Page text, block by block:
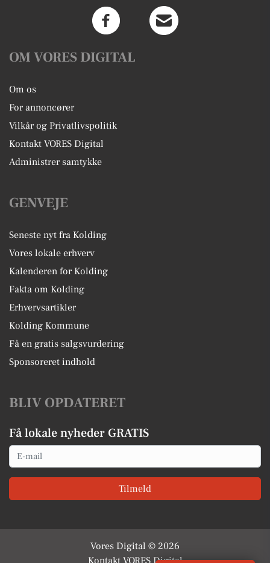
OM VORES DIGITAL
Om os
For annoncører
Vilkår og Privatlivspolitik
Kontakt VORES Digital
Administrer samtykke
GENVEJE
Seneste nyt fra Kolding
Vores lokale erhverv
Kalenderen for Kolding
Fakta om Kolding
Erhvervsartikler
Kolding Kommune
Få en gratis salgsvurdering
Sponsoreret indhold
BLIV OPDATERET
Få lokale nyheder GRATIS
Email
Tilmeld
Vores Digital © 2026
Kontakt VORES Digital